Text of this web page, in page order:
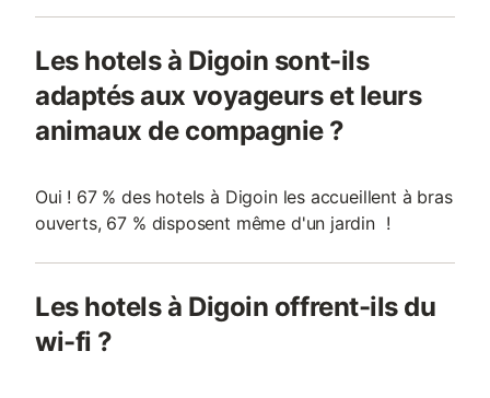
Les hotels à Digoin sont-ils
adaptés aux voyageurs et leurs
animaux de compagnie ?
Oui ! 67 % des hotels à Digoin les accueillent à bras
ouverts, 67 % disposent même d'un jardin !
Les hotels à Digoin offrent-ils du
wi-fi ?